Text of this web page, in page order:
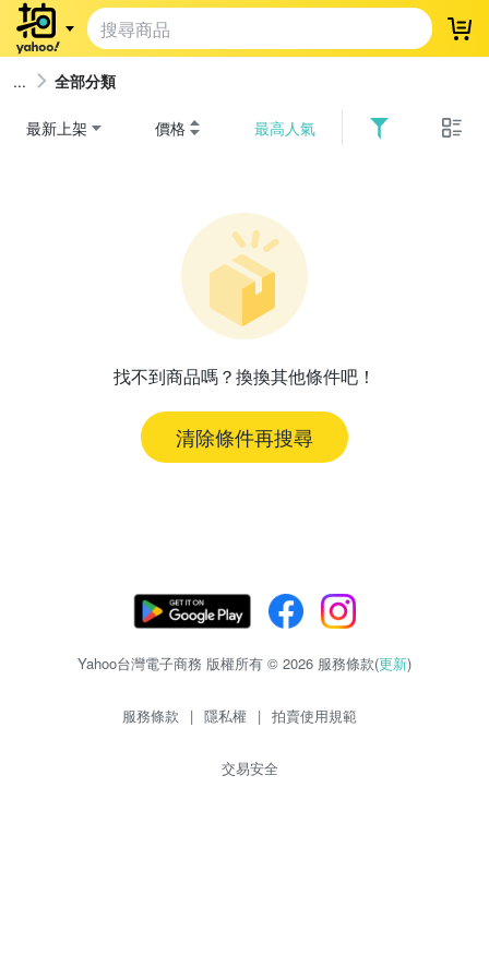
登
全部分類
最新上架 價格 最高人氣
找不到商品嗎？換換其他條件吧！
清除條件再搜尋
Yahoo台灣電子商務 版權所有 © 2026 服務條款(更新)
服務條款 | 隱私權 | 拍賣使用規範
交易安全